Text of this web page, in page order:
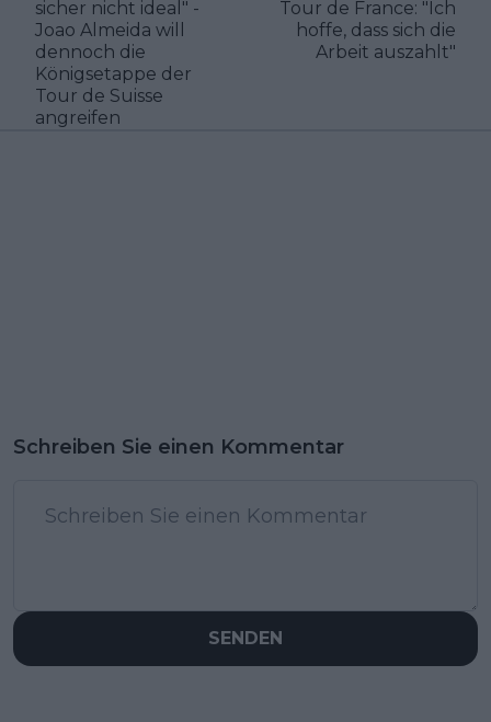
sicher nicht ideal" -
Joao Almeida will
dennoch die
Königsetappe der
Tour de Suisse
angreifen
Tour de France: "Ich
hoffe, dass sich die
Arbeit auszahlt"
Schreiben Sie einen Kommentar
SENDEN